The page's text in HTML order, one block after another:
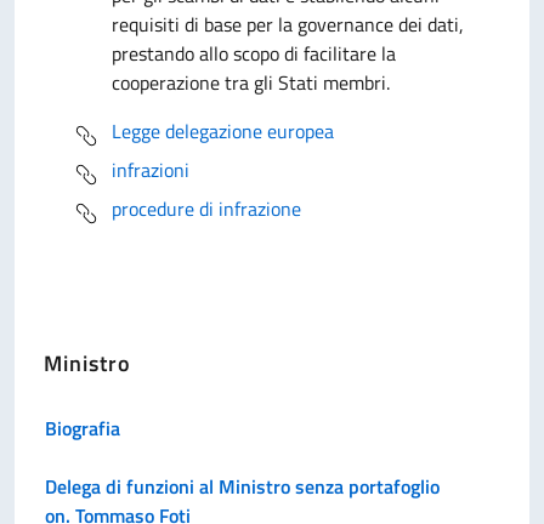
requisiti di base per la governance dei dati,
prestando allo scopo di facilitare la
cooperazione tra gli Stati membri.
Legge delegazione europea
infrazioni
procedure di infrazione
Ministro
Biografia
Delega di funzioni al Ministro senza portafoglio
on. Tommaso Foti